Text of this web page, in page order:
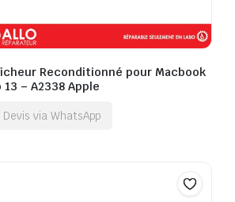
Reconditionné pour Macbook
13 – A2338 Apple
Devis via WhatsApp